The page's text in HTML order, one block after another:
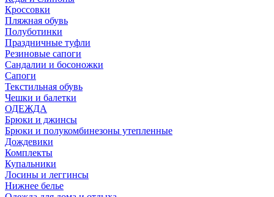
Кроссовки
Пляжная обувь
Полуботинки
Праздничные туфли
Резиновые сапоги
Сандалии и босоножки
Сапоги
Текстильная обувь
Чешки и балетки
ОДЕЖДА
Брюки и джинсы
Брюки и полукомбинезоны утепленные
Дождевики
Комплекты
Купальники
Лосины и леггинсы
Нижнее белье